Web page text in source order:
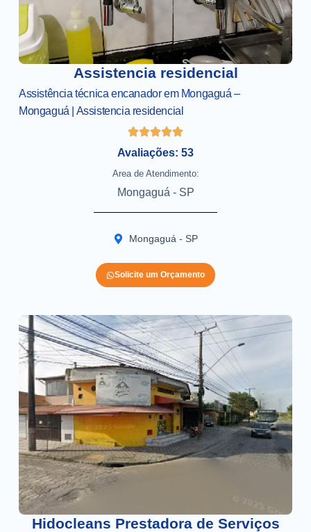
Assistencia residencial
Assistência técnica encanador em Mongaguá –
Mongaguá | Assistencia residencial
Avaliações: 53
Area de Atendimento:
Mongaguá - SP
Mongaguá - SP
Solicite um Orçamento
Hidocleans Prestadora de Serviços